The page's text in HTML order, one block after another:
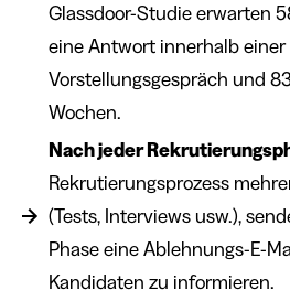
Glassdoor-Studie erwarten
eine Antwort innerhalb
Vorstellungsgespräch und
Wochen.
Nach jeder
Rekrutierungsprozess
(Tests, Interviews usw.),
Phase eine Ablehnungs-E-
Kandidaten zu informieren.